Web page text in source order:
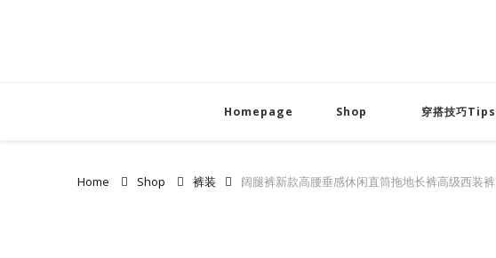
Homepage Shop 穿搭技巧Tips
Home Shop 裤装 阔腿裤新款高腰垂感休闲直筒拖地长裤高级西装裤